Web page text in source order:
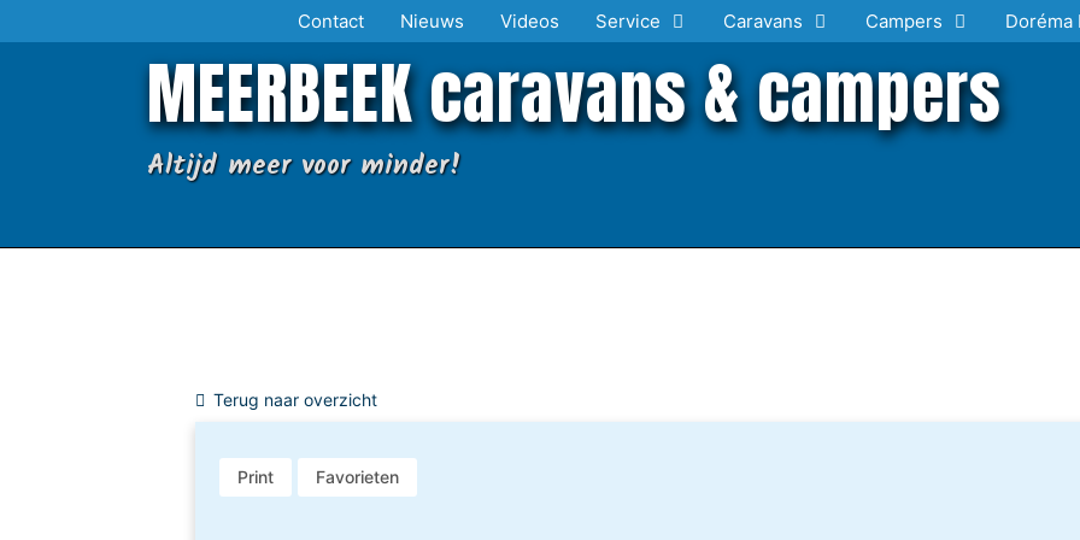
naar
Contact Nieuws Videos Service Caravans Campers Doréma
MEERBEEK caravans & campers
Altijd meer voor minder!
Terug naar overzicht
Print Favorieten